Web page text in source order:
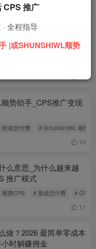
景流量变现小程序平台
势助手_CPS推广变现
按成交付费 # SHUNSHIWL 顺势
10
么意思_为什么越来越
推广模式
顺势CPS # 按成交付费 # CPS
11
做？2026 最简单零成本
时躺赚佣金
CPS 推广
全程指导
|或SHUNSHIWL顺势